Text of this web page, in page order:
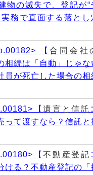
物の滅失で、登記が“
実務で直面する落とし
【合同会社
相続は「自動」じゃな
員が死亡した場合の相
【遺言と信託
って渡すなら？信託と
【不動産登記
ける？不動産登記の「